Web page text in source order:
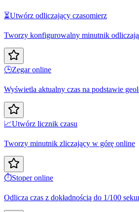
⏳Utwórz odliczający czasomierz
Tworzy konfigurowalny minutnik
🕒Zegar online
Wyświetla aktualny czas na podstawie
📈Utwórz licznik czasu
Tworzy minutnik zliczający w górę online
⏱️Stoper online
Odlicza czas z dokładnością do 1/100